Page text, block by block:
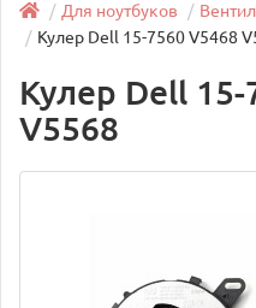
Для ноутбуков
Кулер Dell 15-7560 V5468
Кулер Dell 15-
V5568